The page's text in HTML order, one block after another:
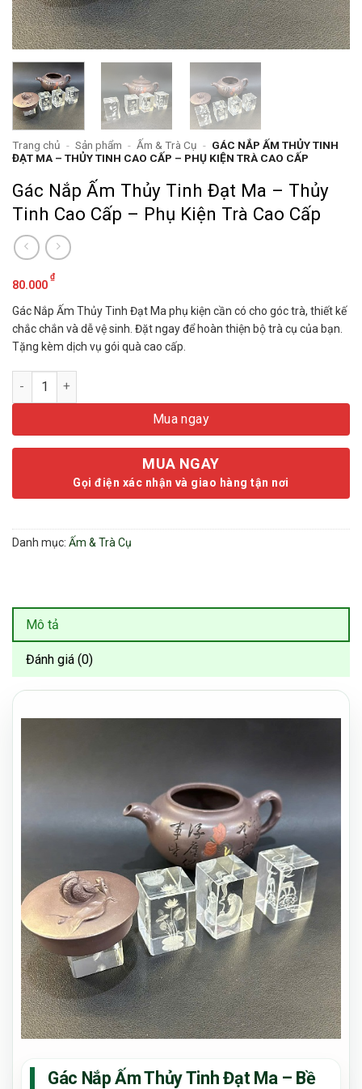
Trang chủ - Sản phẩm - Ấm & Trà Cụ - GÁC NẮP ẤM THỦY TINH
ĐẠT MA – THỦY TINH CAO CẤP – PHỤ KIỆN TRÀ CAO CẤP
Gác Nắp Ấm Thủy Tinh Đạt Ma – Thủy
Tinh Cao Cấp – Phụ Kiện Trà Cao Cấp
80.000
₫
Gác Nắp Ấm Thủy Tinh Đạt Ma phụ kiện cần có cho góc trà, thiết kế
chắc chắn và dễ vệ sinh. Đặt ngay để hoàn thiện bộ trà cụ của bạn.
Tặng kèm dịch vụ gói quà cao cấp.
Gác Nắp Ấm Thủy Tinh Đạt Ma - Thủy Tinh Cao Cấp - Phụ
Mua ngay
MUA NGAY
Gọi điện xác nhận và giao hàng tận nơi
Danh mục: Ấm & Trà Cụ
Mô tả
Đánh giá (0)
Gác Nắp Ấm Thủy Tinh Đạt Ma – Bề